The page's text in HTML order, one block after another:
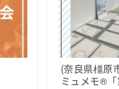
(奈良県橿原
ミュメモ®